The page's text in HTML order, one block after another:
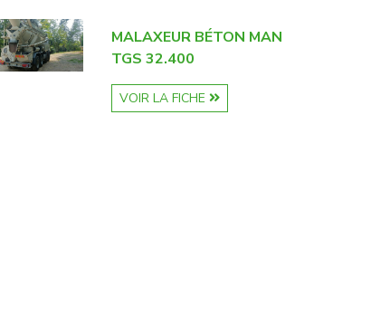
MALAXEUR BÉTON MAN
TGS 32.400
VOIR LA FICHE